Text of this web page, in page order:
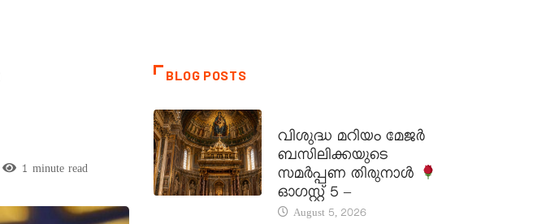
1 minute read
BLOG POSTS
വിശുദ്ധ മറിയം മേജർ
ബസിലിക്കയുടെ
സമർപ്പണ തിരുനാൾ
ഓഗസ്റ്റ് 5 –
August 5, 2026